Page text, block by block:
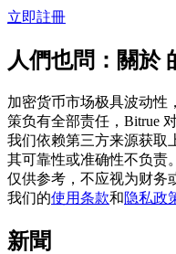
跟單
與頂尖交易專家同行
立即註冊
人們也問：關於
加密货币市场极具波动性
策负有全部责任，Bitrue
我们依赖第三方来源获取
其可靠性或准确性不负责
仅供参考，不应视为财务
我们的使用条款和隐私政
新聞